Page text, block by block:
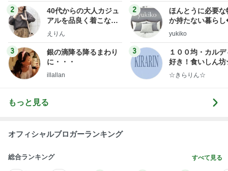
2
40代からの大人カジュ
アルを品良く着こなす
ファッションブログ
えりん
3
銀の滴降る降るまわり
に・・・
illallan
2
ほんとうに必要な
か持たない暮ら
ep Life Simple◆
yukiko
3
１００均・カルデ
好き！食いしん
らりん☆のブログ
☆きらりん☆
もっと見る
オフィシャルブロガーランキング
総合ランキング すべて見る